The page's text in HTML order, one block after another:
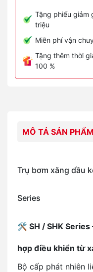
Tặng phiếu giảm
triệu
Miễn phí vận
Tặng thêm thời
100 %
MÔ TẢ SẢN PHẨM
Trụ bơm xăng dầu
Series
🛠️ SH / SHK
hợp điều khiển từ
Bộ cấp phát nhiên